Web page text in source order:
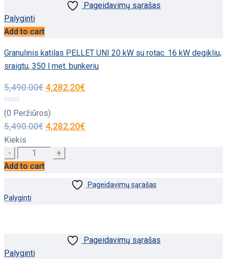
Pageidavimų sąrašas
Palyginti
Add to cart
Granulinis katilas PELLET UNI 20 kW su rotac. 16 kW degikliu,
sraigtu, 350 l met. bunkeriu
5,490.00€4,282.20€
(0 Peržiūros)
5,490.00€4,282.20€
Kiekis
Quantity
Add to cart
Pageidavimų sąrašas
Palyginti
Pageidavimų sąrašas
Palyginti